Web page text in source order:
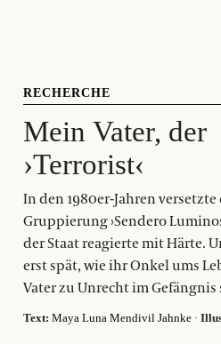
RECHERCHE
Mein Vater, der
›Terrorist‹
In den 1980er-Jahren
Gruppierung ›Sendero
der Staat reagierte mit Härte.
erst spät, wie ihr Onkel ums
Vater zu Unrecht im Gefängnis
Text: Maya Luna Mendivil Jahnke ·